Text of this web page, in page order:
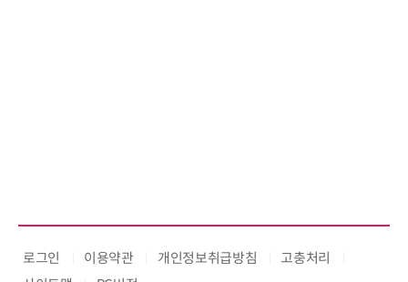
로그인 이용약관 개인정보취급방침
고충처리